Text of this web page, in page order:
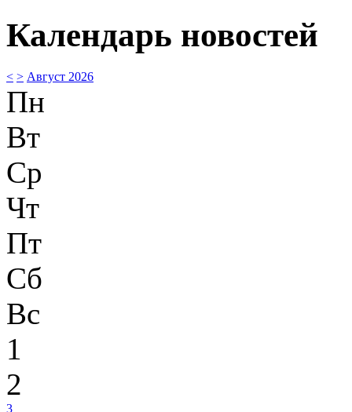
Календарь новостей
< > Август 2026
Пн
Вт
Ср
Чт
Пт
Сб
Вс
1
2
3